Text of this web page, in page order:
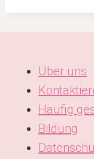
Über uns
Häufig
Bildung